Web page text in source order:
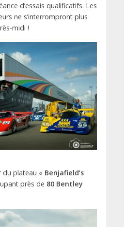
d’essais qualificatifs. Les
ne s’interrompront plus
midi !
du plateau « Benjafield’s
près de 80 Bentley